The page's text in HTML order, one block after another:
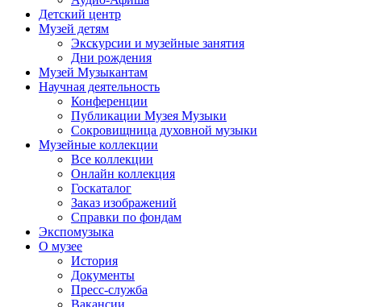
Детский центр
Музей детям
Экскурсии и музейные занятия
Дни рождения
Музей Музыкантам
Научная деятельность
Конференции
Публикации Музея Музыки
Сокровищница духовной музыки
Музейные коллекции
Все коллекции
Онлайн коллекция
Госкаталог
Заказ изображений
Справки по фондам
Экспомузыка
О музее
История
Документы
Пресс-служба
Вакансии